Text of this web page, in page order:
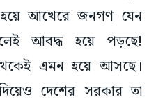
হয়ে আখেরে জনগণ যেন
আবদ্ধ হয়ে পড়ছে!
এমন হয়ে আসছে।
দেশের সরকার তা